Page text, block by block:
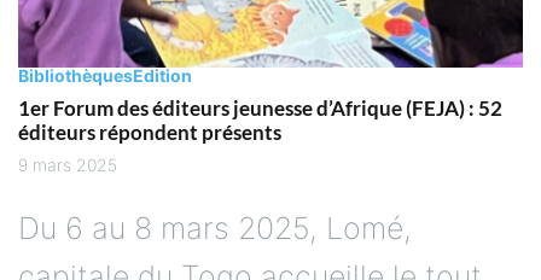
BibliothèquesEdition
1er Forum des éditeurs jeunesse d’Afrique (FEJA) : 52
éditeurs répondent présents
9 mars 2025
Du 6 au 8 mars 2025, Lomé,